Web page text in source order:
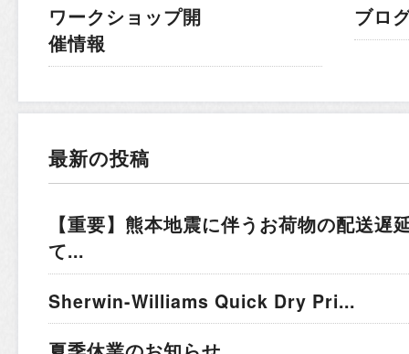
ワークショップ開
催情報
ブロ
最新の投稿
【重要】熊本地震に伴うお荷物の配送遅
て...
Sherwin-Williams Quick Dry Pri...